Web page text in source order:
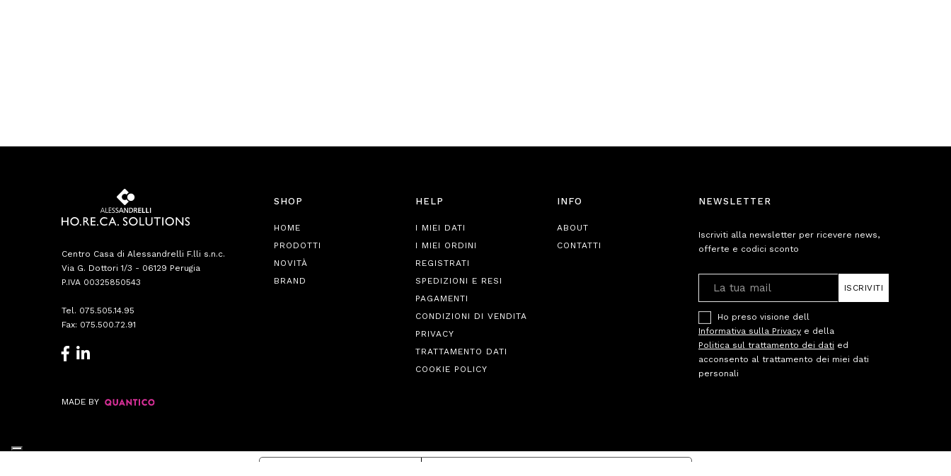
Centro Casa di Alessandrelli F.lli s.n.c.
Via G. Dottori 1/3 - 06129 Perugia
P.IVA 00325850543
Tel. 075.505.14.95
Fax: 075.500.72.91
SHOP
HOME
PRODOTTI
NOVITÀ
BRAND
HELP
I MIEI DATI
I MIEI ORDINI
REGISTRATI
SPEDIZIONI E RESI
PAGAMENTI
CONDIZIONI DI VENDITA
PRIVACY
TRATTAMENTO DATI
COOKIE POLICY
INFO
ABOUT
CONTATTI
NEWSLETTER
Iscriviti alla newsletter per ricevere news,
offerte e codici sconto
ISCRIVITI
Ho preso visione dell
Informativa sulla Privacy e della
Politica sul trattamento dei dati ed
acconsento al trattamento dei miei dati
personali
MADE BY